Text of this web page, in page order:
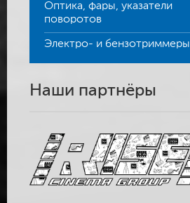
Оптика, фары, указатели
поворотов
Электро- и бензотриммеры
Наши партнёры